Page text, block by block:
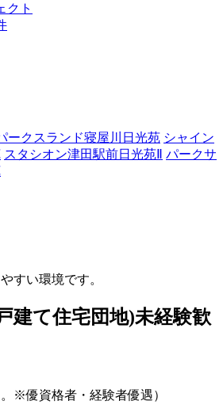
クト
ークスランド寝屋川日光苑 シャイン
スタシオン津田駅前日光苑Ⅱ
パークサ
すい環境です。
建て住宅団地)未経験歓
※優資格者・経験者優遇）